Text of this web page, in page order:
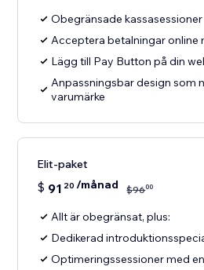
Obegränsade kassasessioner
Acceptera betalningar online
Lägg till Pay Button på din
Anpassningsbar design som
varumärke
Elit-paket
$ 91 20 /månad $9600
Allt är obegränsat, plus:
Dedikerad
Optimeringssessioner med